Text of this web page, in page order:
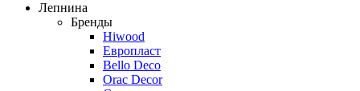
Лепнина
Бренды
Hiwood
Европласт
Bello Deco
Orac Decor